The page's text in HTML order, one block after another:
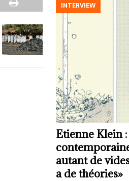
INTERVIEW
Etienne Klein
autant de
a de théories»